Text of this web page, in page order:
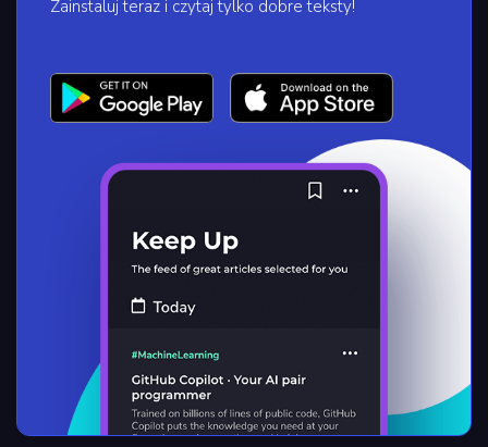
Zainstaluj teraz i czytaj tylko dobre teksty!